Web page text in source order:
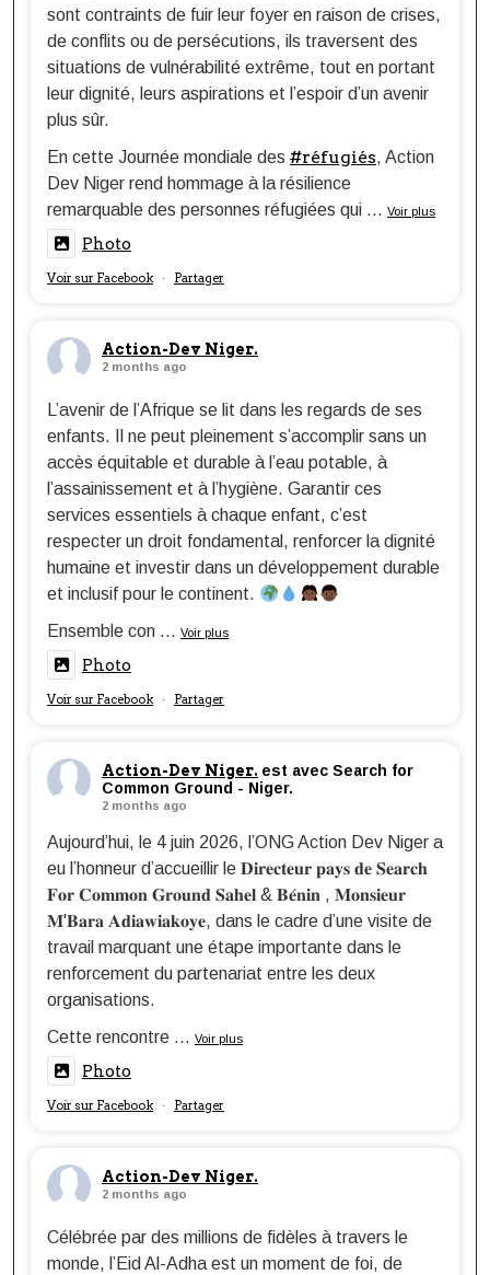
sont contraints de fuir leur foyer en raison de crises,
de conflits ou de persécutions, ils traversent des
situations de vulnérabilité extrême, tout en portant
leur dignité, leurs aspirations et l’espoir d’un avenir
plus sûr.
En cette Journée mondiale des #réfugiés, Action
Dev Niger rend hommage à la résilience
remarquable des personnes réfugiées qui ... Voir plus
Photo
Voir sur Facebook · Partager
Action-Dev Niger.
2 months ago
L’avenir de l’Afrique se lit dans les regards de ses
enfants. Il ne peut pleinement s’accomplir sans un
accès équitable et durable à l’eau potable, à
l’assainissement et à l’hygiène. Garantir ces
services essentiels à chaque enfant, c’est
respecter un droit fondamental, renforcer la dignité
humaine et investir dans un développement durable
et inclusif pour le continent.
Ensemble con ... Voir plus
Photo
Voir sur Facebook · Partager
Action-Dev Niger. est avec Search for
Common Ground - Niger.
2 months ago
Aujourd’hui, le 4 juin 2026, l’ONG Action Dev Niger a
eu l’honneur d’accueillir le 𝐃𝐢𝐫𝐞𝐜𝐭𝐞𝐮𝐫 𝐩𝐚𝐲𝐬 𝐝𝐞 𝐒𝐞𝐚𝐫𝐜𝐡
𝐅𝐨𝐫 𝐂𝐨𝐦𝐦𝐨𝐧 𝐆𝐫𝐨𝐮𝐧𝐝 𝐒𝐚𝐡𝐞𝐥 & 𝐁𝐞́𝐧𝐢𝐧 , 𝐌𝐨𝐧𝐬𝐢𝐞𝐮𝐫
𝐌'𝐁𝐚𝐫𝐚 𝐀𝐝𝐢𝐚𝐰𝐢𝐚𝐤𝐨𝐲𝐞, dans le cadre d’une visite de
travail marquant une étape importante dans le
renforcement du partenariat entre les deux
organisations.
Cette rencontre ... Voir plus
Photo
Voir sur Facebook · Partager
Action-Dev Niger.
2 months ago
Célébrée par des millions de fidèles à travers le
monde, l’Eid Al-Adha est un moment de foi, de